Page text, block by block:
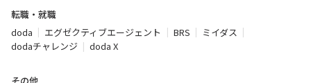
転職・就職
doda
エグゼクティブエージェント BRS
ミイダス
dodaチャレンジ
doda X